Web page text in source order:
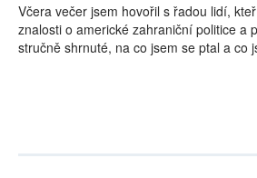
Včera večer jsem hovořil s řadou lidí,
znalosti o americké zahraniční politice a
stručně shrnuté, na co jsem se ptal a co